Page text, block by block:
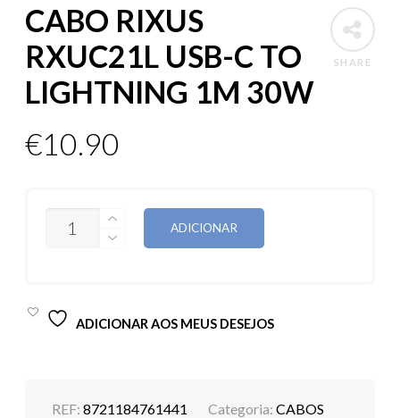
SHARE
CABO RIXUS
RXUC21L USB-C TO
LIGHTNING 1M 30W
€10.90
QUANTIDADE
C
TO
ADICIONAR
ADICIONAR AOS MEUS DESEJOS
REF:8721184761441 Categoria:CABOS